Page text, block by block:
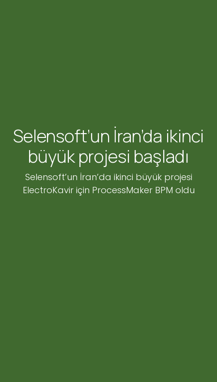
Selensoft’un İran’da ikinci
büyük projesi başladı
Selensoft’un İran’da ikinci büyük projesi
ElectroKavir için ProcessMaker BPM oldu